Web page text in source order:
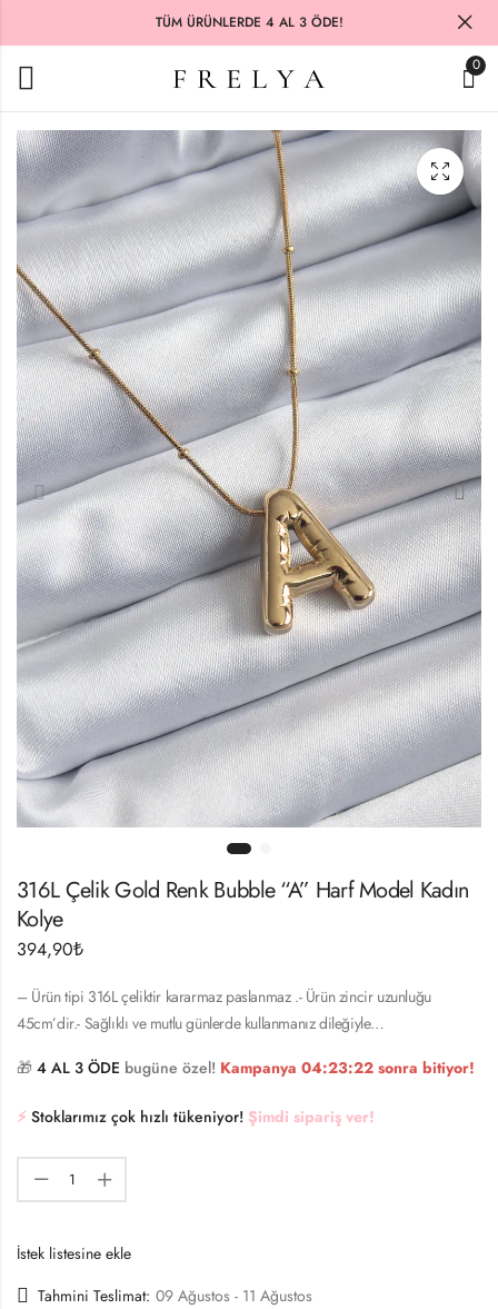
TÜM ÜRÜNLERDE 4 AL 3 ÖDE!
0
316L Çelik Gold Renk Bubble “A” Harf Model Kadın
Kolye
394,90₺
– Ürün tipi 316L çeliktir kararmaz paslanmaz .- Ürün zincir uzunluğu
45cm’dir.- Sağlıklı ve mutlu günlerde kullanmanız dileğiyle…
🎁 4 AL 3 ÖDE bugüne özel! Kampanya 04:23:22 sonra bitiyor!
⚡️ Stoklarımız çok hızlı tükeniyor! Şimdi sipariş ver!
İstek listesine ekle
Tahmini Teslimat: 09 Ağustos - 11 Ağustos